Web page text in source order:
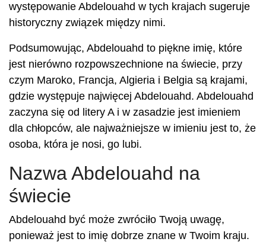
występowanie Abdelouahd w tych krajach sugeruje
historyczny związek między nimi.
Podsumowując, Abdelouahd to piękne imię, które
jest nierówno rozpowszechnione na świecie, przy
czym Maroko, Francja, Algieria i Belgia są krajami,
gdzie występuje najwięcej Abdelouahd. Abdelouahd
zaczyna się od litery A i w zasadzie jest imieniem
dla chłopców, ale najważniejsze w imieniu jest to, że
osoba, która je nosi, go lubi.
Nazwa Abdelouahd na
świecie
Abdelouahd być może zwróciło Twoją uwagę,
ponieważ jest to imię dobrze znane w Twoim kraju.